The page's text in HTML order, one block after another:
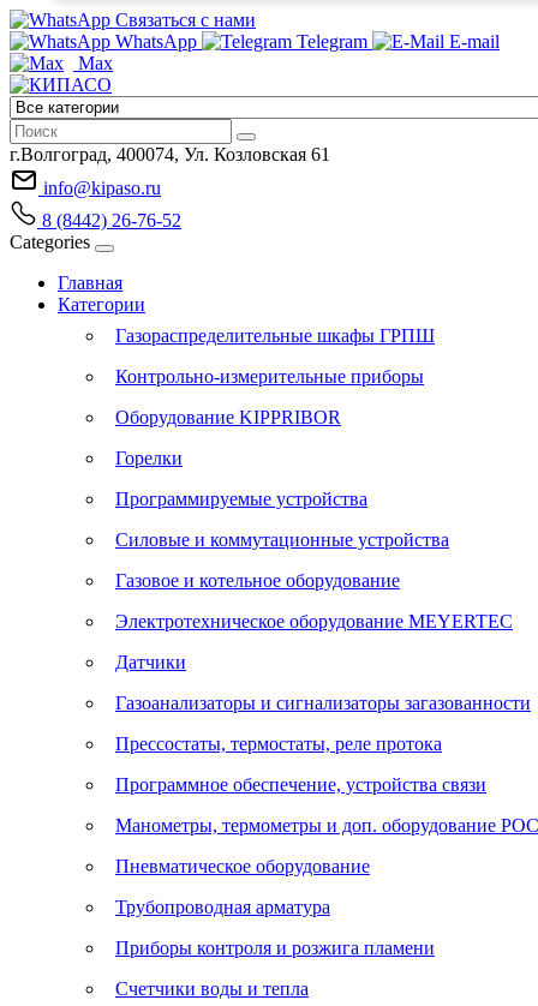
Связаться с нами
WhatsApp
Telegram
E-mail
Max
г.Волгоград, 400074, Ул. Козловская 61
info@kipaso.ru
8 (8442) 26-76-52
Categories
Главная
Категории
Газораспределительные шкафы ГРПШ
Контрольно-измерительные приборы
Оборудование KIPPRIBOR
Горелки
Программируемые устройства
Силовые и коммутационные устройства
Газовое и котельное оборудование
Электротехническое оборудование MEYERTEC
Датчики
Газоанализаторы и сигнализаторы загазованности
Прессостаты, термостаты, реле протока
Программное обеспечение, устройства связи
Манометры, термометры и доп. оборудование
Пневматическое оборудование
Трубопроводная арматура
Приборы контроля и розжига пламени
Счетчики воды и тепла